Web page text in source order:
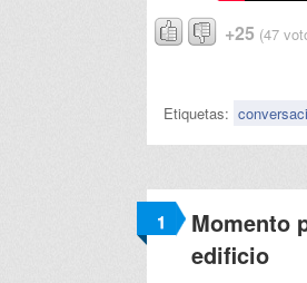
+25 (47
Etiquetas:
1
Momento
edificio